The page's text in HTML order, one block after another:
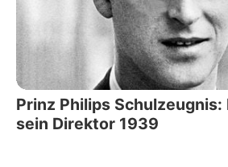
Prinz Philips Schulzeugnis:
sein Direktor 1939